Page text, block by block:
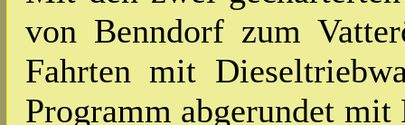
von Benndorf zum
Fahrten mit
Programm abgerundet